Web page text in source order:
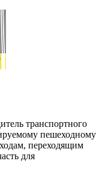
транспортного
пешеходному
переходящим
для